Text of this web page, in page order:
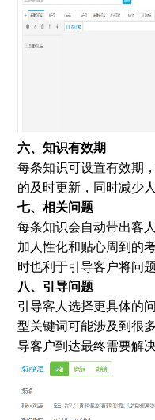
六、知识有效期
每条知识可设置有效期
的及时更新，同时减少
七、相关问题
每条知识会自动带出客
加人性化和贴心周到的
时也利于引导客户将问
八、引导问题
引导客人选择更具体的
型关键词可能涉及到很
导客户到达最终需要解